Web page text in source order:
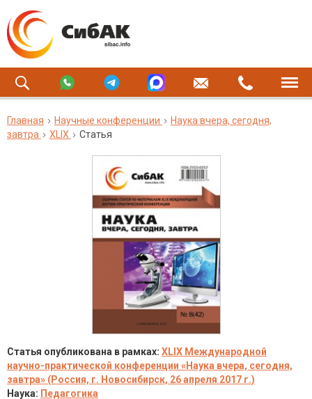
Главная Научные конференции
Наука вчера, сегодня,
завтра
XLIX Статья
Статья опубликована в рамках: XLIX Международной
научно-практической конференции «Наука вчера, сегодня,
завтра» (Россия, г. Новосибирск, 26 апреля 2017 г.)
Наука: Педагогика